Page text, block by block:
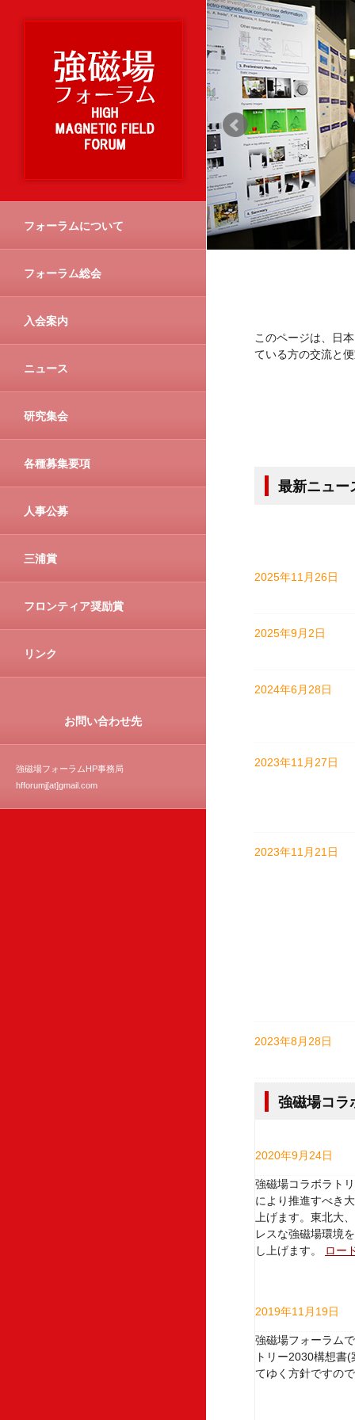
フォーラムについて
フォーラム総会
入会案内
ニュース
研究集会
各種募集要項
人事公募
三浦賞
フロンティア奨励賞
リンク
お問い合わせ先
強磁場フォーラムHP事務局
hfforumj[at]gmail.com
このページは、日
ている方の交流と
最新ニュー
2025年11月26日
2025年9月2日
2024年6月28日
2023年11月27日
2023年11月21日
2023年8月28日
強磁場コラ
2020年9月24日
強磁場コラボラト
により推進すべき
上げます。東北大
レスな強磁場環境
し上げます。
ロー
2019年11月19日
強磁場フォーラム
トリー2030構想書
てゆく方針ですの